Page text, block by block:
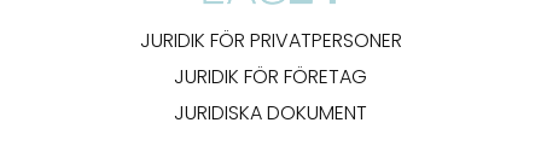
JURIDIK FÖR PRIVATPERSONER
JURIDIK FÖR FÖRETAG
JURIDISKA DOKUMENT